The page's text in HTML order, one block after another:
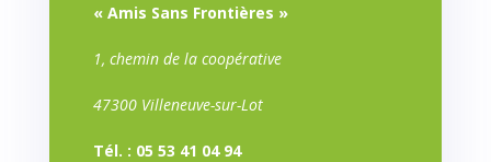
« Amis Sans Frontières »
1, chemin de la coopérative
47300 Villeneuve-sur-Lot
Tél. : 05 53 41 04 94